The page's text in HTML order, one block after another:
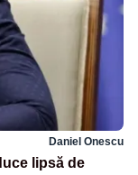
Daniel Onescu
lipsă de